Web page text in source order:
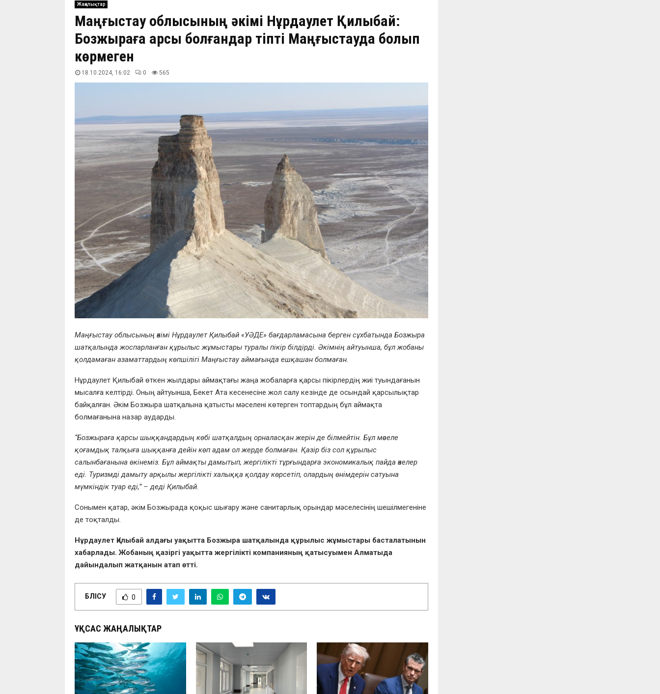
Жаңалықтар
Маңғыстау облысының әкімі Нұрдаулет Қилыбай:
Бозжыраға қарсы болғандар тіпті Маңғыстауда болып
көрмеген
18.10.2024, 16:02 0 565
Маңғыстау облысының әкімі Нұрдаулет Қилыбай «УӘДЕ» бағдарламасына берген сұхбатында Бозжыра
шатқалында жоспарланған құрылыс жұмыстары туралы пікір білдірді. Әкімнің айтуынша, бұл жобаны
қолдамаған азаматтардың көпшілігі Маңғыстау аймағында ешқашан болмаған.
Нұрдаулет Қилыбай өткен жылдары аймақтағы жаңа жобаларға қарсы пікірлердің жиі туындағанын
мысалға келтірді. Оның айтуынша, Бекет Ата кесенесіне жол салу кезінде де осындай қарсылықтар
байқалған. Әкім Бозжыра шатқалына қатысты мәселені көтерген топтардың бұл аймақта
болмағанына назар аударды.
“Бозжыраға қарсы шыққандардың көбі шатқалдың орналасқан жерін де білмейтін. Бұл мәселе
қоғамдық талқыға шыққанға дейін көп адам ол жерде болмаған. Қазір біз сол құрылыс
салынбағанына өкінеміз. Бұл аймақты дамытып, жергілікті тұрғындарға экономикалық пайда әкелер
еді. Туризмді дамыту арқылы жергілікті халыққа қолдау көрсетіп, олардың өнімдерін сатуына
мүмкіндік туар еді,” – деді Қилыбай.
Сонымен қатар, әкім Бозжырада қоқыс шығару және санитарлық орындар мәселесінің шешілмегеніне
де тоқталды.
Нұрдаулет Қилыбай алдағы уақытта Бозжыра шатқалында құрылыс жұмыстары басталатынын
хабарлады. Жобаның қазіргі уақытта жергілікті компанияның қатысуымен Алматыда
дайындалып жатқанын атап өтті.
БӨЛІСУ 0
ҰҚСАС ЖАҢАЛЫҚТАР